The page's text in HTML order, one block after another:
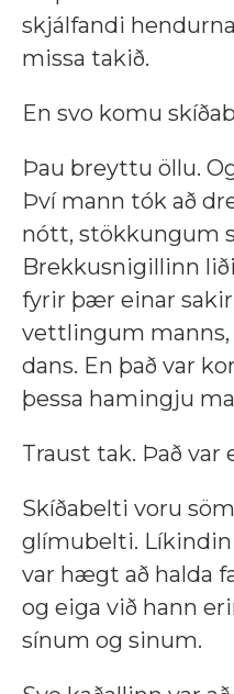
skjálfandi
missa takið.
En svo komu
Þau breyttu öllu.
Því mann tók að
nótt, stökkungum
Brekkusnigillinn
fyrir þær einar
vettlingum
dans. En það var
þessa hamingju
Traust tak. Það var
Skíðabelti voru
glímubelti. Líkindin
var hægt að halda
og eiga við hann
sínum og sinum.